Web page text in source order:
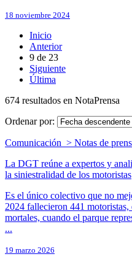
18 noviembre 2024
Inicio
Anterior
9 de 23
Siguiente
Última
674 resultados en NotaPrensa
Ordenar por:
Comunicación > Notas de
La DGT reúne a expertos y
la siniestralidad de los motoristas
Es el único colectivo que no
2024 fallecieron 441
mortales, cuando el parque
...
19 marzo 2026